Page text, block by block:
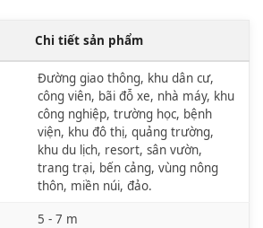
Chi tiết sản phẩm
Đường giao thông, khu dân cư,
công viên, bãi đỗ xe, nhà máy, khu
công nghiệp, trường học, bệnh
viện, khu đô thị, quảng trường,
khu du lịch, resort, sân vườn,
trang trại, bến cảng, vùng nông
thôn, miền núi, đảo.
5 - 7 m